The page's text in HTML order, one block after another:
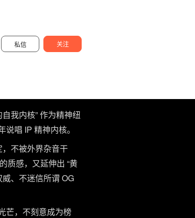
私信 关注
我内核” 作为精神纽
唱 IP 精神内核。
，不被外界杂音干
质感，又延伸出 “黄
、不迷信所谓 OG
芒，不刻意成为榜